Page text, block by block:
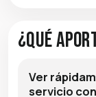
¿Qué
Ver
servicio